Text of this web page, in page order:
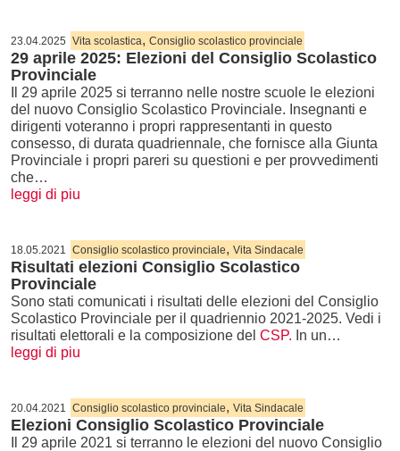
23.04.2025 Vita scolastica, Consiglio scolastico provinciale
29 aprile 2025: Elezioni del Consiglio Scolastico
Provinciale
Il 29 aprile 2025 si terranno nelle nostre scuole le elezioni
del nuovo Consiglio Scolastico Provinciale. Insegnanti e
dirigenti voteranno i propri rappresentanti in questo
consesso, di durata quadriennale, che fornisce alla Giunta
Provinciale i propri pareri su questioni e per provvedimenti
che…
leggi di piu
18.05.2021 Consiglio scolastico provinciale, Vita Sindacale
Risultati elezioni Consiglio Scolastico
Provinciale
Sono stati comunicati i risultati delle elezioni del Consiglio
Scolastico Provinciale per il quadriennio 2021-2025. Vedi i
risultati elettorali e la composizione del CSP. In un…
leggi di piu
20.04.2021 Consiglio scolastico provinciale, Vita Sindacale
Elezioni Consiglio Scolastico Provinciale
Il 29 aprile 2021 si terranno le elezioni del nuovo Consiglio